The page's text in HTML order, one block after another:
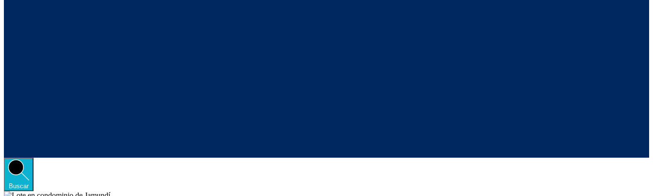
Buscar